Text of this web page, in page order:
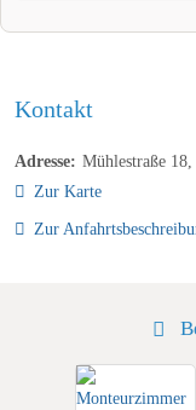
Kontakt
Adresse: Mühlestraße 18
Zur Karte
Zur